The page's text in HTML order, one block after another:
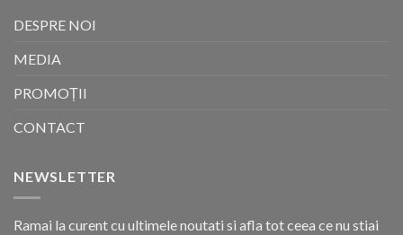
DESPRE NOI
MEDIA
PROMOȚII
CONTACT
NEWSLETTER
Ramai la curent cu ultimele noutati si afla tot ceea ce nu stiai